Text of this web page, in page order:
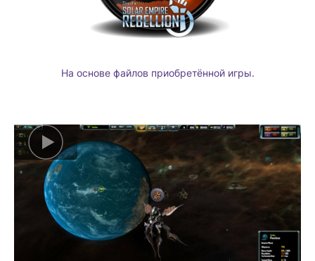
На основе файлов приобретённой игры.